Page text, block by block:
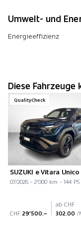
Umwelt- und
Energieeffizienz
Diese Fahrzeuge
QualityCheck
SUZUKI e Vitara Unico
07/2026 - 2'000 km - 144 PS
CHF 29'500.–
ab CHF
302.00 /